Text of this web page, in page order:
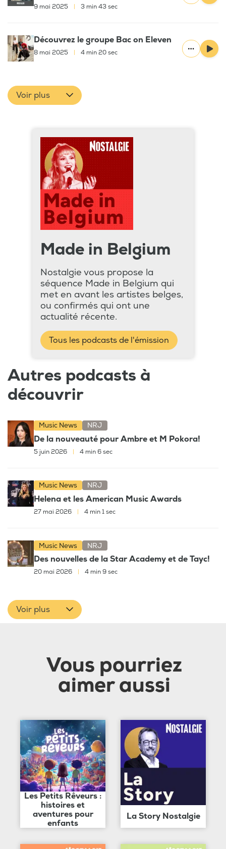
9 mai 2025 3 min 43 sec
Découvrez le groupe Bac on Eleven
8 mai 2025 4 min 20 sec
Voir plus
Made in Belgium
Nostalgie vous propose la
séquence Made in Belgium qui
met en avant les artistes belges,
ou confirmés qui ont une
actualité récente.
Tous les podcasts de l'émission
Autres podcasts à
découvrir
Music News NRJ
De la nouveauté pour Ambre et M Pokora!
5 juin 2026 4 min 6 sec
Music News NRJ
Helena et les American Music Awards
27 mai 2026 4 min 1 sec
Music News NRJ
Des nouvelles de la Star Academy et de Tayc!
20 mai 2026 | 4 min 9 sec
Voir plus
Vous pourriez
aimer aussi
Les Petits Rêveurs :
histoires et
aventures pour
enfants
La Story Nostalgie